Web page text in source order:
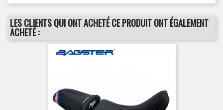
LES CLIENTS QUI ONT ACHETÉ CE PRODUIT ONT ÉGALEMENT
ACHETÉ :